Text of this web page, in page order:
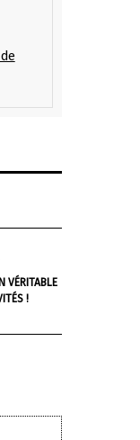
VÉRITABLE
!